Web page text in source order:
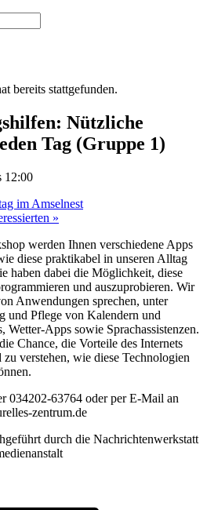
bereits stattgefunden.
Nützliche
Tag (Gruppe 1)
12:00
im Amselnest
»
werden Ihnen verschiedene Apps
diese praktikabel in unseren Alltag
haben dabei die Möglichkeit, diese
und auszuprobieren. Wir
Anwendungen sprechen, unter
und Pflege von Kalendern und
Apps sowie Sprachassistenzen.
Chance, die Vorteile des Internets
verstehen, wie diese Technologien
034202-63764 oder per E-Mail an
zentrum.de
durch die Nachrichtenwerkstatt